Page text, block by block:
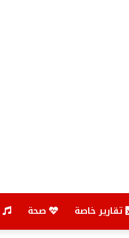
تقارير خاصة صحة